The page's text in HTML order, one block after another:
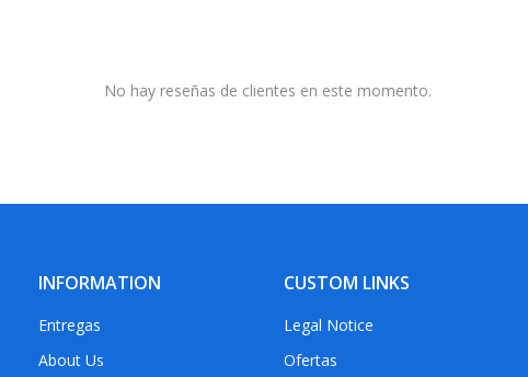
No hay reseñas de clientes en este momento.
INFORMATION
Entregas
About Us
CUSTOM LINKS
Legal Notice
Ofertas